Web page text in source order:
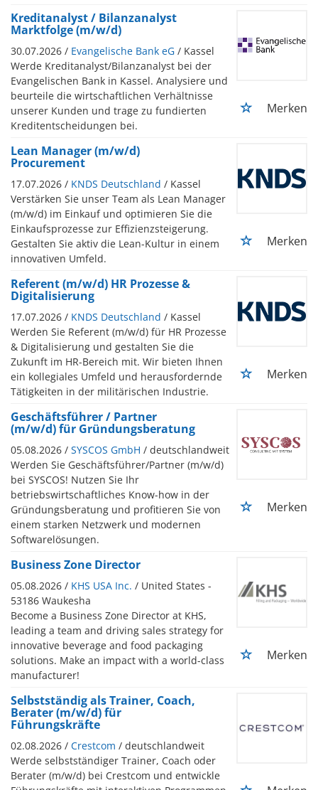
Kreditanalyst / Bilanzanalyst
Marktfolge (m/w/d)
30.07.2026 / Evangelische Bank eG / Kassel
Werde Kreditanalyst/Bilanzanalyst bei der
Evangelischen Bank in Kassel. Analysiere und
beurteile die wirtschaftlichen Verhältnisse
unserer Kunden und trage zu fundierten
Kreditentscheidungen bei.
Merken
Lean Manager (m/w/d)
Procurement
17.07.2026 / KNDS Deutschland / Kassel
Verstärken Sie unser Team als Lean Manager
(m/w/d) im Einkauf und optimieren Sie die
Einkaufsprozesse zur Effizienzsteigerung.
Gestalten Sie aktiv die Lean-Kultur in einem
innovativen Umfeld.
Merken
Referent (m/w/d) HR Prozesse &
Digitalisierung
17.07.2026 / KNDS Deutschland / Kassel
Werden Sie Referent (m/w/d) für HR Prozesse
& Digitalisierung und gestalten Sie die
Zukunft im HR-Bereich mit. Wir bieten Ihnen
ein kollegiales Umfeld und herausfordernde
Tätigkeiten in der militärischen Industrie.
Merken
Geschäftsführer / Partner
(m/w/d) für Gründungsberatung
05.08.2026 / SYSCOS GmbH / deutschlandweit
Werden Sie Geschäftsführer/Partner (m/w/d)
bei SYSCOS! Nutzen Sie Ihr
betriebswirtschaftliches Know-how in der
Gründungsberatung und profitieren Sie von
einem starken Netzwerk und modernen
Softwarelösungen.
Merken
Business Zone Director
05.08.2026 / KHS USA Inc. / United States -
53186 Waukesha
Become a Business Zone Director at KHS,
leading a team and driving sales strategy for
innovative beverage and food packaging
solutions. Make an impact with a world-class
manufacturer!
Merken
Selbstständig als Trainer, Coach,
Berater (m/w/d) für
Führungskräfte
02.08.2026 / Crestcom / deutschlandweit
Werde selbstständiger Trainer, Coach oder
Berater (m/w/d) bei Crestcom und entwickle